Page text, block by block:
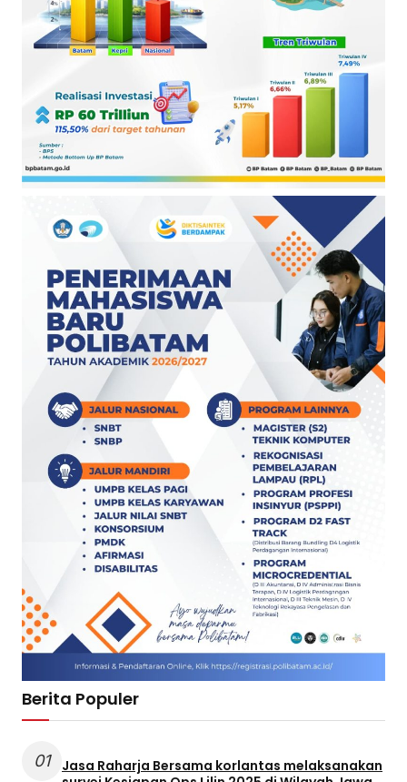
Berita Populer
01
Jasa Raharja Bersama korlantas melaksanakan